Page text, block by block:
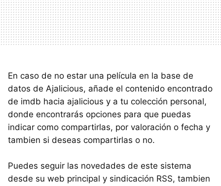
En caso de no estar una película en la base de
datos de Ajalicious, añade el contenido encontrado
de imdb hacia ajalicious y a tu colección personal,
donde encontrarás opciones para que puedas
indicar como compartirlas, por valoración o fecha y
tambien si deseas compartirlas o no.
Puedes seguir las novedades de este sistema
desde su web principal y sindicación RSS, tambien